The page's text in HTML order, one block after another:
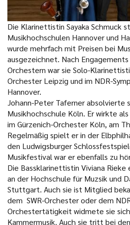
Die Klarinettistin Sayaka Schmuck
Musikhochschulen Hannover und
wurde mehrfach mit Preisen bei
ausgezeichnet. Nach
Orchestern war sie Solo-
Orchester Leipzig und im NDR-
Hannover.
Johann-Peter Taferner absolvierte
Musikhochschule Köln. Er wirkte
im Gürzenich-Orchester Köln, am
Regelmäßig spielt er in der
den Ludwigsburger
Musikfestival war er ebenfalls zu
Die Bassklarinettistin Viviana Rieke
an der Hochschule für Muzsik und
Stuttgart. Auch sie ist Mitglied
dem SWR-Orchester oder dem
Orchestertätigkeit widmete sie
Kammermusik. Auch sie tritt bei